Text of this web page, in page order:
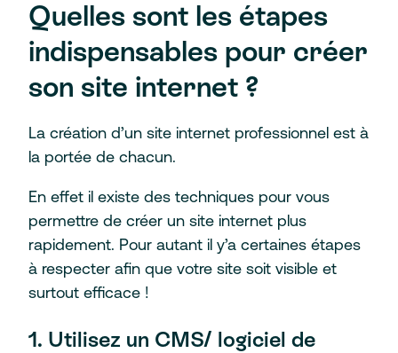
Quelles sont les étapes
indispensables pour créer
son site internet ?
La création d’un site internet professionnel est à
la portée de chacun.
En effet il existe des techniques pour vous
permettre de créer un site internet plus
rapidement. Pour autant il y’a certaines étapes
à respecter afin que votre site soit visible et
surtout efficace !
1. Utilisez un CMS/ logiciel de